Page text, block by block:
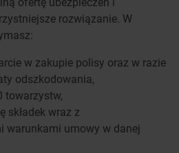
rozwiązanie. W
w zakupie polisy oraz w razie
odszkodowania,
towarzystw,
składek wraz z
warunkami umowy w danej